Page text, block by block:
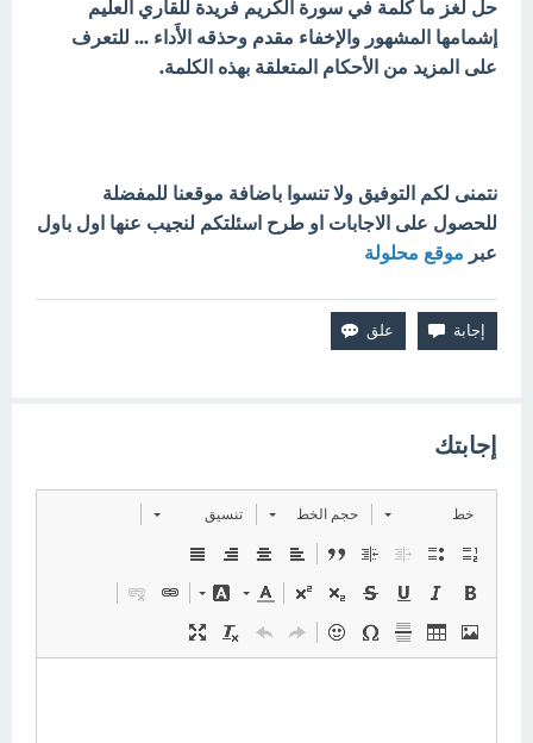
حل لغز ما كلمة في سورة الكريم فريدة للقاري العليم
إشمامها المشهور والإخفاء مقدم وحذقه الأَداء ... للتعرف
على المزيد من الأحكام المتعلقة بهذه الكلمة.
نتمنى لكم التوفيق ولا تنسوا باضافة موقعنا للمفضلة
للحصول على الاجابات او طرح اسئلتكم لنجيب عنها اول باول
عبر موقع محلولة
إجابتك
خط حجم الخط تنسيق